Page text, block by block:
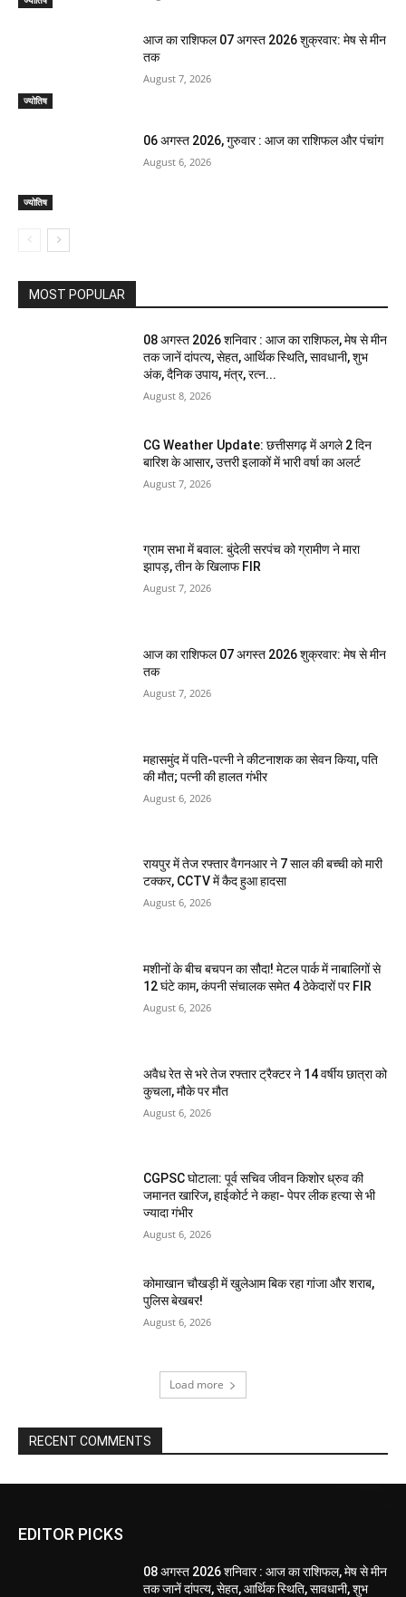
ज्योतिष
आज का राशिफल 07 अगस्त 2026 शुक्रवार: मेष से मीन
तक
August 7, 2026
ज्योतिष
06 अगस्त 2026, गुरुवार : आज का राशिफल और पंचांग
August 6, 2026
MOST POPULAR
08 अगस्त 2026 शनिवार : आज का राशिफल, मेष से मीन
तक जानें दांपत्य, सेहत, आर्थिक स्थिति, सावधानी, शुभ
अंक, दैनिक उपाय, मंत्र, रत्न...
August 8, 2026
CG Weather Update: छत्तीसगढ़ में अगले 2 दिन
बारिश के आसार, उत्तरी इलाकों में भारी वर्षा का अलर्ट
August 7, 2026
ग्राम सभा में बवाल: बुंदेली सरपंच को ग्रामीण ने मारा
झापड़, तीन के खिलाफ FIR
August 7, 2026
आज का राशिफल 07 अगस्त 2026 शुक्रवार: मेष से मीन
तक
August 7, 2026
महासमुंद में पति-पत्नी ने कीटनाशक का सेवन किया, पति
की मौत; पत्नी की हालत गंभीर
August 6, 2026
रायपुर में तेज रफ्तार वैगनआर ने 7 साल की बच्ची को मारी
टक्कर, CCTV में कैद हुआ हादसा
August 6, 2026
मशीनों के बीच बचपन का सौदा! मेटल पार्क में नाबालिगों से
12 घंटे काम, कंपनी संचालक समेत 4 ठेकेदारों पर FIR
August 6, 2026
अवैध रेत से भरे तेज रफ्तार ट्रैक्टर ने 14 वर्षीय छात्रा को
कुचला, मौके पर मौत
August 6, 2026
CGPSC घोटाला: पूर्व सचिव जीवन किशोर ध्रुव की
जमानत खारिज, हाईकोर्ट ने कहा- पेपर लीक हत्या से भी
ज्यादा गंभीर
August 6, 2026
कोमाखान चौखड़ी में खुलेआम बिक रहा गांजा और शराब,
पुलिस बेखबर!
August 6, 2026
Load more
RECENT COMMENTS
EDITOR PICKS
08 अगस्त 2026 शनिवार : आज का राशिफल, मेष से मीन
तक जानें दांपत्य, सेहत, आर्थिक स्थिति, सावधानी, शुभ